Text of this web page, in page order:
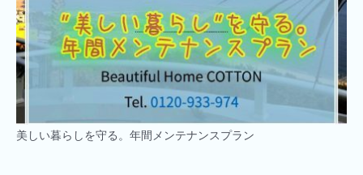
美しい暮らしを守る。年間メンテナンスプラン